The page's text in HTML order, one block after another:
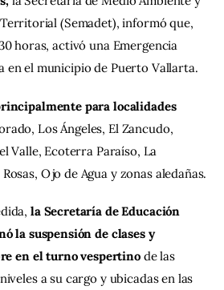
(Semadet), informó que,
horas, activó una Emergencia
en el municipio de Puerto Vallarta.
para localidades
Los Ángeles, El Zancudo,
Valle, Ecoterra Paraíso, La
Ojo de Agua y zonas aledañas.
la Secretaría de Educación
la suspensión de clases y
en el turno vespertino de las
a su cargo y ubicadas en las